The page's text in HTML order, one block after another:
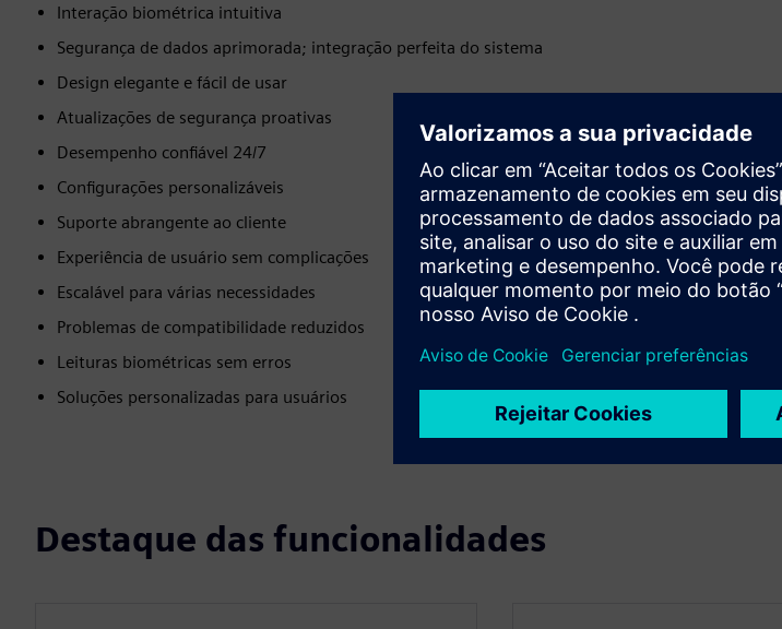
Interação biométrica intuitiva
Segurança de dados aprimorada; integração perfeita do sistema
Design elegante e fácil de usar
Atualizações de segurança proativas
Desempenho confiável 24/7
Configurações personalizáveis
Suporte abrangente ao cliente
Experiência de usuário sem complicações
Escalável para várias necessidades
Problemas de compatibilidade reduzidos
Leituras biométricas sem erros
Soluções personalizadas para usuários
Destaque das funcionalidades